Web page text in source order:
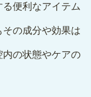
便利なアイテム
の成分や効果は
の状態やケアの